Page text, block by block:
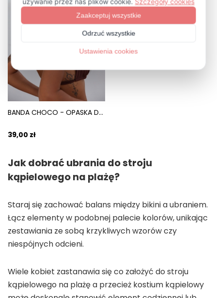
BANDA CHOCO - OPASKA DO WŁOSÓW ELASTYCZNA BRĄZOWY
39,00 zł
Jak dobrać ubrania do stroju
kąpielowego na plażę?
Staraj się zachować balans między bikini a ubraniem.
Łącz elementy w podobnej palecie kolorów, unikając
zestawiania ze sobą krzykliwych wzorów czy
niespójnych odcieni.
Wiele kobiet zastanawia się co założyć do stroju
kąpielowego na plażę a przecież kostium kąpielowy